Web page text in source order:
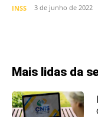
INSS 3 de junho de 2022
Mais lidas da